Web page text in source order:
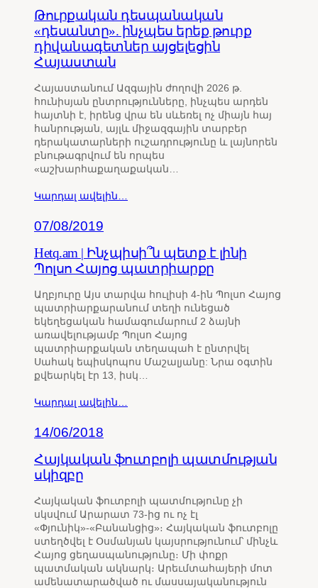
Թուրքական դեսպանական
«դեսանտը». ինչպես երեք թուրք
դիվանագետներ այցելեցին
Հայաստան
Հայաստանում Ազգային ժողովի 2026 թ.
հունիսյան ընտրությունները, ինչպես արդեն
հայտնի է, իրենց վրա են սևեռել ոչ միայն հայ
հանրության, այլև միջազգային տարբեր
դերակատարների ուշադրությունը և լայնորեն
բնութագրվում են որպես
«աշխարհաքաղաքական…
Կարդալ ավելին…
07/08/2019
Hetq.am | Ինչպիսի՞ն պետք է լինի
Պոլսո Հայոց պատրիարքը
Աղբյուրը Այս տարվա հուլիսի 4-ին Պոլսո Հայոց
պատրիարքարանում տեղի ունեցած
եկեղեցական համագումարում 2 ձայնի
առավելությամբ Պոլսո Հայոց
պատրիարքական տեղապահ է ընտրվել
Սահակ եպիսկոպոս Մաշալյանը: Նրա օգտին
քվեարկել էր 13, իսկ…
Կարդալ ավելին…
14/06/2018
Հայկական ֆուտբոլի պատմության
սկիզբը
Հայկական ֆուտբոլի պատմությունը չի
սկսվում Արարատ 73-ից ու ոչ էլ
«Փյունիկ»-«Բանանցից»։ Հայկական ֆուտբոլը
ստեղծվել է Օսմանյան կայսրությունում՝ մինչև
Հայոց ցեղասպանությունը։ Մի փոքր
պատմական ակնարկ։ Արեւմտահայերի մոտ
ամենատարածված ու մասսայականություն